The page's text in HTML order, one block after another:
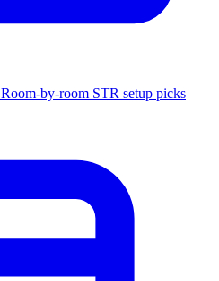
Room-by-room STR setup picks